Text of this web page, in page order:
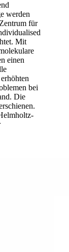
werden
für
Mit
einen
bei
Die